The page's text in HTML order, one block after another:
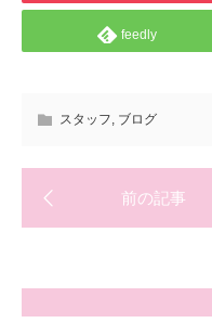
feedly
スタッフ, ブログ